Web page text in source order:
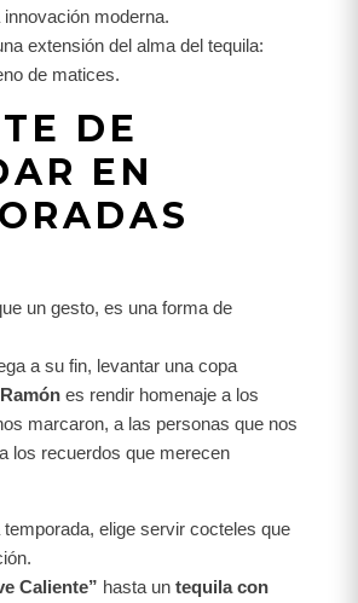
moderna.
extensión del alma del tequila:
de matices.
DE
EN
un gesto, es una forma de
a su fin, levantar una copa
es rendir homenaje a los
marcaron, a las personas que nos
los recuerdos que merecen
elige servir cocteles que
Caliente” hasta un tequila con